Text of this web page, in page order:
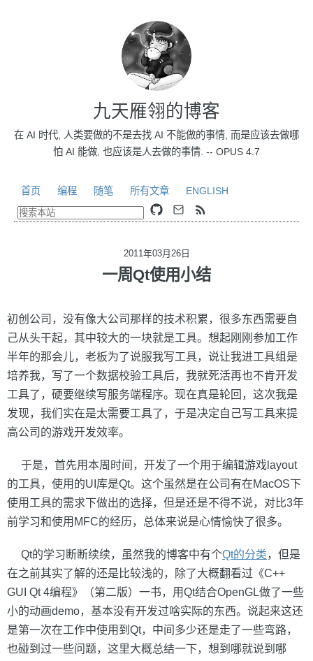
九天雁翎的博客
在 AI 时代, 人类要做的不是去找 AI 不能做的事情, 而是应该去做哪
怕 AI 能做, 也应该是人去做的事情. -- OPUS 4.7
首页 编程 随笔 所有文章 ENGLISH
2011年03月26日
一周Qt使用小结
初创公司，没有像大公司那样的技术积累，很多东西需要自
己从头干起，其中较大的一块就是工具。想起刚刚参加工作
半年的那会儿，老板为了说服我写工具，说让我进工具组是
培养我，写了一个数据校验工具后，我就死活再也不肯开发
工具了，硬要继续写服务端程序。现在真是轮回，这次我是
发现，我们实在是太需要工具了，于是决定自己写工具来提
高公司的游戏开发效率。
于是，首先用本周时间，开发了一个用于编辑游戏layout
的工具，使用的UI库是Qt。这个虽然是在公司有在MacOS下
使用工具的需求下做出的选择，但是还是不得不说，对比3年
前学习和使用MFC的经历，总体来说是心情愉快了很多。
Qt的学习断断续续，虽然我的博客中有个Qt的分类，但是
在之前其实了解的还是比较浅的，除了大概翻看过《C++
GUI Qt 4编程》（第二版）一书，用Qt结合OpenGL做了一些
小的动画demo，基本没有开发过啥实际的东西。说起来这还
是第一次在工作中使用到Qt，中间多少还是走了一些弯路，
也碰到过一些问题，这里大概总结一下，想到哪就说到哪